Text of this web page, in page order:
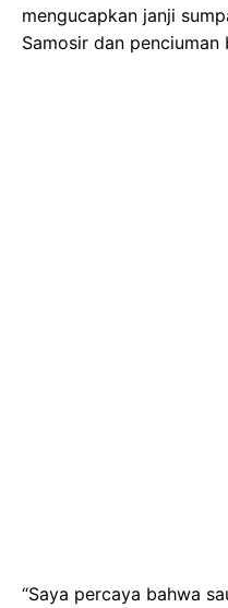
mengucapkan janji
Samosir dan penciuman
“Saya percaya bahwa